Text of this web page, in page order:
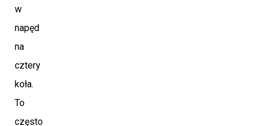
w
napęd
na
cztery
koła.
To
często